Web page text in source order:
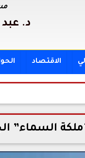
د.
الاقتصاد
السماء”